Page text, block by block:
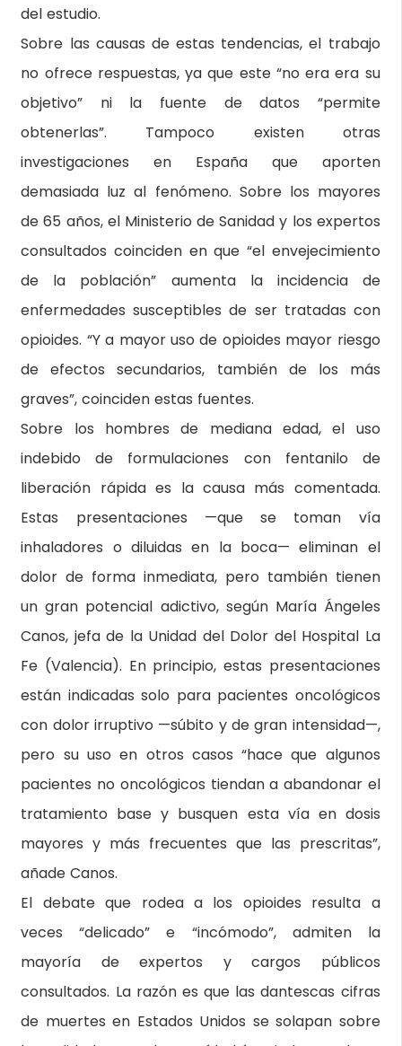
del estudio.
Sobre las causas de estas tendencias, el trabajo
no ofrece respuestas, ya que este “no era era su
objetivo” ni la fuente de datos “permite
obtenerlas”. Tampoco existen otras
investigaciones en España que aporten
demasiada luz al fenómeno. Sobre los mayores
de 65 años, el Ministerio de Sanidad y los expertos
consultados coinciden en que “el envejecimiento
de la población” aumenta la incidencia de
enfermedades susceptibles de ser tratadas con
opioides. “Y a mayor uso de opioides mayor riesgo
de efectos secundarios, también de los más
graves”, coinciden estas fuentes.
Sobre los hombres de mediana edad, el uso
indebido de formulaciones con fentanilo de
liberación rápida es la causa más comentada.
Estas presentaciones —que se toman vía
inhaladores o diluidas en la boca— eliminan el
dolor de forma inmediata, pero también tienen
un gran potencial adictivo, según María Ángeles
Canos, jefa de la Unidad del Dolor del Hospital La
Fe (Valencia). En principio, estas presentaciones
están indicadas solo para pacientes oncológicos
con dolor irruptivo —súbito y de gran intensidad—,
pero su uso en otros casos “hace que algunos
pacientes no oncológicos tiendan a abandonar el
tratamiento base y busquen esta vía en dosis
mayores y más frecuentes que las prescritas”,
añade Canos.
El debate que rodea a los opioides resulta a
veces “delicado” e “incómodo”, admiten la
mayoría de expertos y cargos públicos
consultados. La razón es que las dantescas cifras
de muertes en Estados Unidos se solapan sobre